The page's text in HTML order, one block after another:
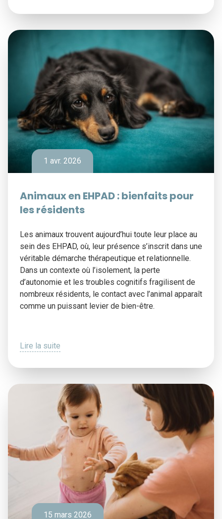
1 avr. 2026
Animaux en EHPAD : bienfaits pour
les résidents
Les animaux trouvent aujourd’hui toute leur place au
sein des EHPAD, où, leur présence s’inscrit dans une
véritable démarche thérapeutique et relationnelle.
Dans un contexte où l’isolement, la perte
d’autonomie et les troubles cognitifs fragilisent de
nombreux résidents, le contact avec l’animal apparaît
comme un puissant levier de bien-être.
Lire la suite
15 mars 2026